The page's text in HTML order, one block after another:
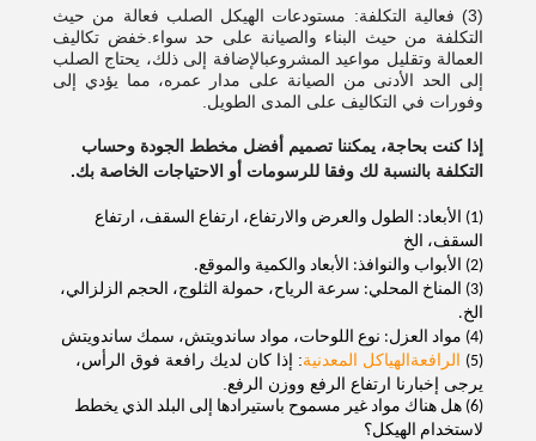
(3) فعالية التكلفة: مستودعات الهيكل الصلب فعالة من حيث
التكلفة من حيث البناء والصيانة على حد سواء.خفض تكاليف
العمالة وتقليل مواعيد المشروعبالإضافة إلى ذلك، يحتاج الصلب
إلى الحد الأدنى من الصيانة على مدار عمره، مما يؤدي إلى
وفورات في التكاليف على المدى الطويل.
إذا كنت بحاجة، يمكننا تصميم أفضل مخطط الجودة وحساب
التكلفة بالنسبة لك وفقا للرسومات أو الاحتياجات الخاصة بك.
(1) الأبعاد: الطول والعرض والارتفاع، ارتفاع السقف، ارتفاع
السقف، الخ
(2) الأبواب والنوافذ: الأبعاد والكمية والموقع.
(3) المناخ المحلي: سرعة الرياح، حمولة الثلوج، الحجم الزلزالي،
الخ.
(4) مواد العزل: نوع اللوحات، مواد ساندويتش، سمك ساندويتش
(5)
الرافعةالهياكل المعدنية: إذا كان لديك رافعة فوق الرأس،
يرجى إخبارنا ارتفاع الرفع ووزن الرفع.
(6) هل هناك مواد غير مسموح باستيرادها إلى البلد الذي يخطط
لاستخدام الهيكل؟